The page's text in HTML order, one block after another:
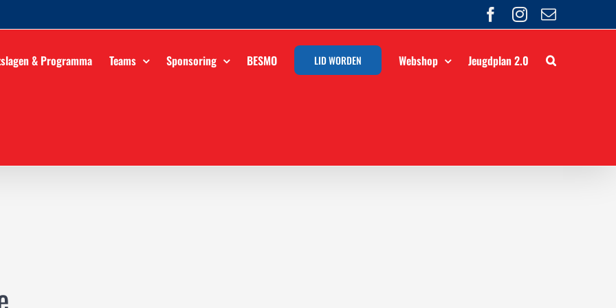
Facebook
Instagram
E-
mail
& Programma Teams Sponsoring BESMO LID WORDEN Webshop Jeugdplan 2.0